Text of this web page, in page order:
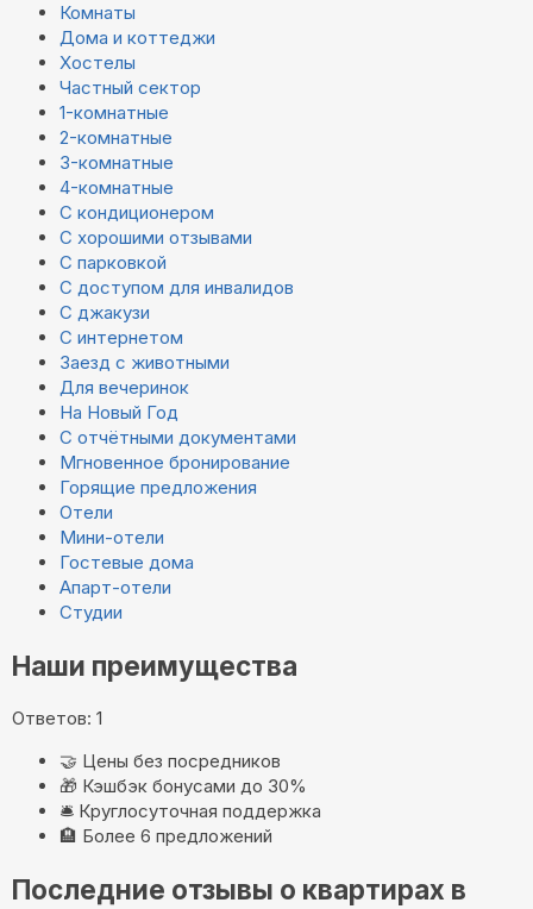
Комнаты
Дома и коттеджи
Хостелы
Частный сектор
1-комнатные
2-комнатные
3-комнатные
4-комнатные
С кондиционером
С хорошими отзывами
С парковкой
С доступом для инвалидов
С джакузи
С интернетом
Заезд с животными
Для вечеринок
На Новый Год
С отчётными документами
Мгновенное бронирование
Горящие предложения
Отели
Мини-отели
Гостевые дома
Апарт-отели
Студии
Наши преимущества
Ответов: 1
🤝 Цены без посредников
🎁 Кэшбэк бонусами до 30%
🛎️ Круглосуточная поддержка
🏨 Более 6 предложений
Последние отзывы о квартирах в